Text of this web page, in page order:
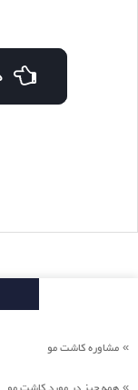
درخواست مشاوره رایگان
» مشاوره کاشت مو
»